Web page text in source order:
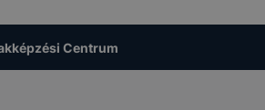
Centrum
hogy felhasználóink nem
használatára, vagy a honlap a